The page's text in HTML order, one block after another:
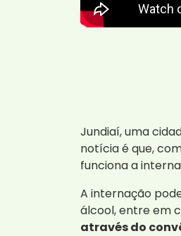
Jundiaí, uma
notícia é que,
funciona a
A internação
álcool, entre em
através do